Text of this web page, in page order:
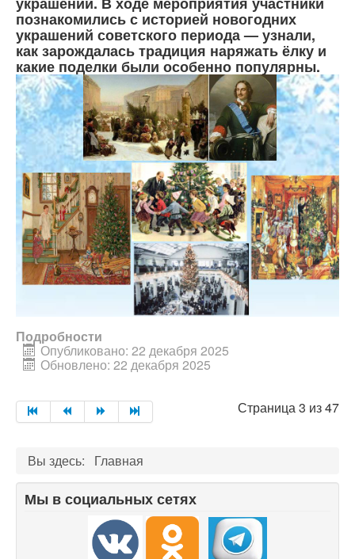
познакомились с историей новогодних
украшений советского периода — узнали,
как зарождалась традиция наряжать ёлку и
какие поделки были особенно популярны.
Подробности
Опубликовано: 22 декабря 2025
Обновлено: 22 декабря 2025
Страница 3 из 47
Вы здесь: Главная
Мы в социальных сетях